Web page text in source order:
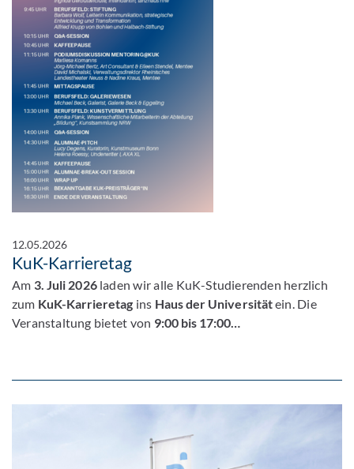
12.05.2026
KuK-Karrieretag
Am 3. Juli 2026laden wir alle KuK-Studierenden herzlich
zum KuK-Karrieretag ins Haus der Universitätein. Die
Veranstaltung bietet von 9:00 bis 17:00…